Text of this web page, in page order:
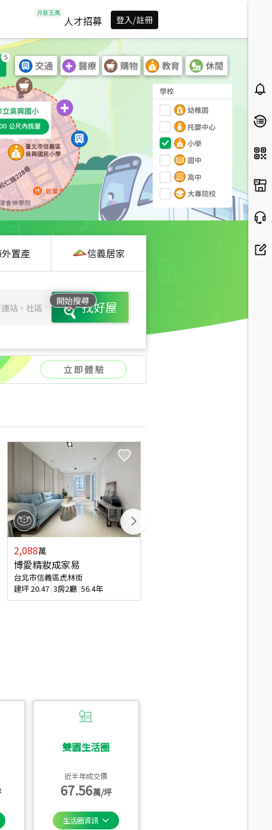
人才招募 登入/註冊
置產 信義居家
開始搜尋
找好屋
雙園生活圈
近半年成交價
67.56萬/坪
生活圈資訊
2,088萬
博愛精妝成家易
台北市信義區虎林街
建坪20.47 3房2廳 56.4年